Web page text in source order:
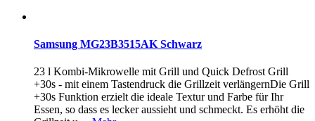
Samsung MG23B3515AK Schwarz
23 l Kombi-Mikrowelle mit Grill und Quick Defrost Grill
+30s - mit einem Tastendruck die Grillzeit verlängernDie Grill
+30s Funktion erzielt die ideale Textur und Farbe für Ihr
Essen, so dass es lecker aussieht und schmeckt. Es erhöht die